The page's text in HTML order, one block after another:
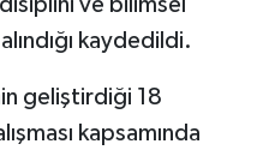
ve bilimsel
kaydedildi.
geliştirdiği 18
kapsamında